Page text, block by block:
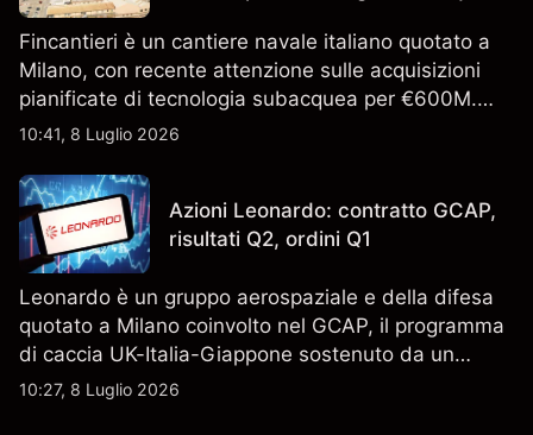
Fincantieri è un cantiere navale italiano quotato a
Milano, con recente attenzione sulle acquisizioni
pianificate di tecnologia subacquea per €600M.
Scopri i target di prezzo FCT di terze parti e l'analisi
indicatore affidabile dei risultati futuri.
10:41, 8 Luglio 2026
Azioni Leonardo: contratto GCAP,
risultati Q2, ordini Q1
Leonardo è un gruppo aerospaziale e della difesa
quotato a Milano coinvolto nel GCAP, il programma
di caccia UK-Italia-Giappone sostenuto da un
contratto da 4,6 miliardi di sterline. I risultati
10:27, 8 Luglio 2026